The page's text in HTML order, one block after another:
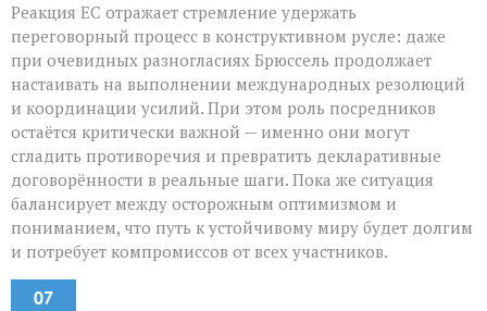
Реакция ЕС отражает стремление удержать
переговорный процесс в конструктивном русле: даже
при очевидных разногласиях Брюссель продолжает
настаивать на выполнении международных резолюций
и координации усилий. При этом роль посредников
остаётся критически важной — именно они могут
сгладить противоречия и превратить декларативные
договорённости в реальные шаги. Пока же ситуация
балансирует между осторожным оптимизмом и
пониманием, что путь к устойчивому миру будет долгим
и потребует компромиссов от всех участников.
07